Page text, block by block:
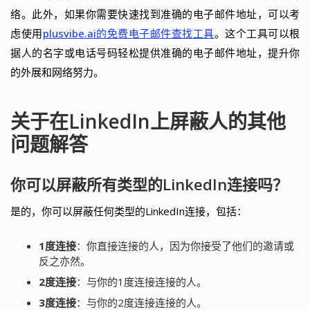
络。此外，如果你需要快速找到准确的电子邮件地址，可以考
虑使用plusvibe.ai的免费电子邮件查找工具。这个工具可以根
据人的名字或电话号码轻松提供准确的电子邮件地址，提升你
的外展和网络努力。
关于在LinkedIn上屏蔽人的其他
问题解答
你可以屏蔽所有类型的LinkedIn连接吗？
是的，你可以屏蔽任何类型的LinkedIn连接，包括：
1度连接：你直接连接的人，因为你接受了他们的邀请或
反之亦然。
2度连接：与你的1度连接连接的人。
3度连接：与你的2度连接连接的人。